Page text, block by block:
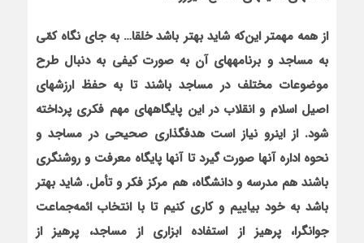
از همه مهم‏تر این‌که شاید بهتر باشد خلق‏ا… به جای نگاه کمّی
به مساجد و برنامه‏های آن به صورت کیفی به دنبال طرح
موضوعات مختلف در مساجد باشند تا به حفظ ارزش‏های
اصیل اسلام و انقلاب در این پایگاه‏های مهم فکری پرداخته
شود. از این‏رو نیاز است هدف‏گذاری صحیحی در مساجد و
نحوه اداره آنها صورت گیرد تا آنها پایگاه معرفت و روشنگری
باشند هم مدرسه و دانشگاه، هم مرکز فکر و تأمل. شاید بهتر
باشد به خود بیاییم و کاری کنیم تا با انتخاب ائمه‌جماعت
جوان‏گرا، پرهیز از استفاده ابزاری از مساجد، پرهیز از